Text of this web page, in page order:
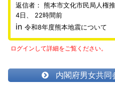
返信者： 熊本市文化市民局人権
4日、 22時間前
in 令和8年度熊本地震について
ログインして詳細をご覧ください。
内閣府男女共同